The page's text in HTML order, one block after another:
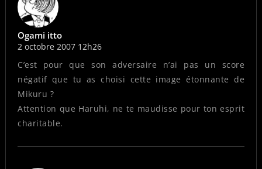
Ogami itto
2 octobre 2007 12h26
C’est pour que son adversaire n’ai pas un score
négatif que tu as choisi cette image étonnante de
Mikuru ?
Attention que Haruhi, ne te maudisse pour ton esprit
charitable.